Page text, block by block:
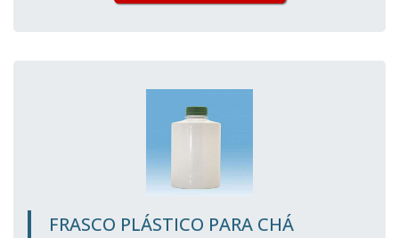
FRASCO PLÁSTICO PARA CHÁ